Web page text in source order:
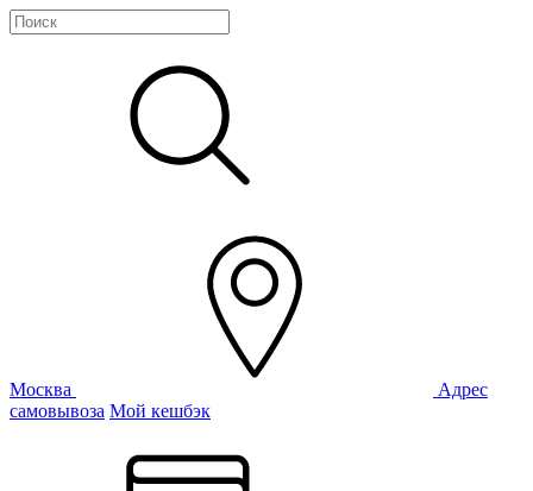
Москва
Адрес
самовывоза Мой кешбэк